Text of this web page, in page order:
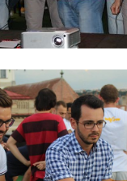
thePrivacy Policy .
32,214
Cititori